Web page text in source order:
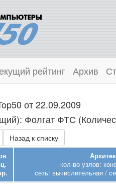
рейтинг Архив
от 22.09.2009
Фолгат ФТС
Назад к списку
кол-во узлов:
сеть: вычислительная /